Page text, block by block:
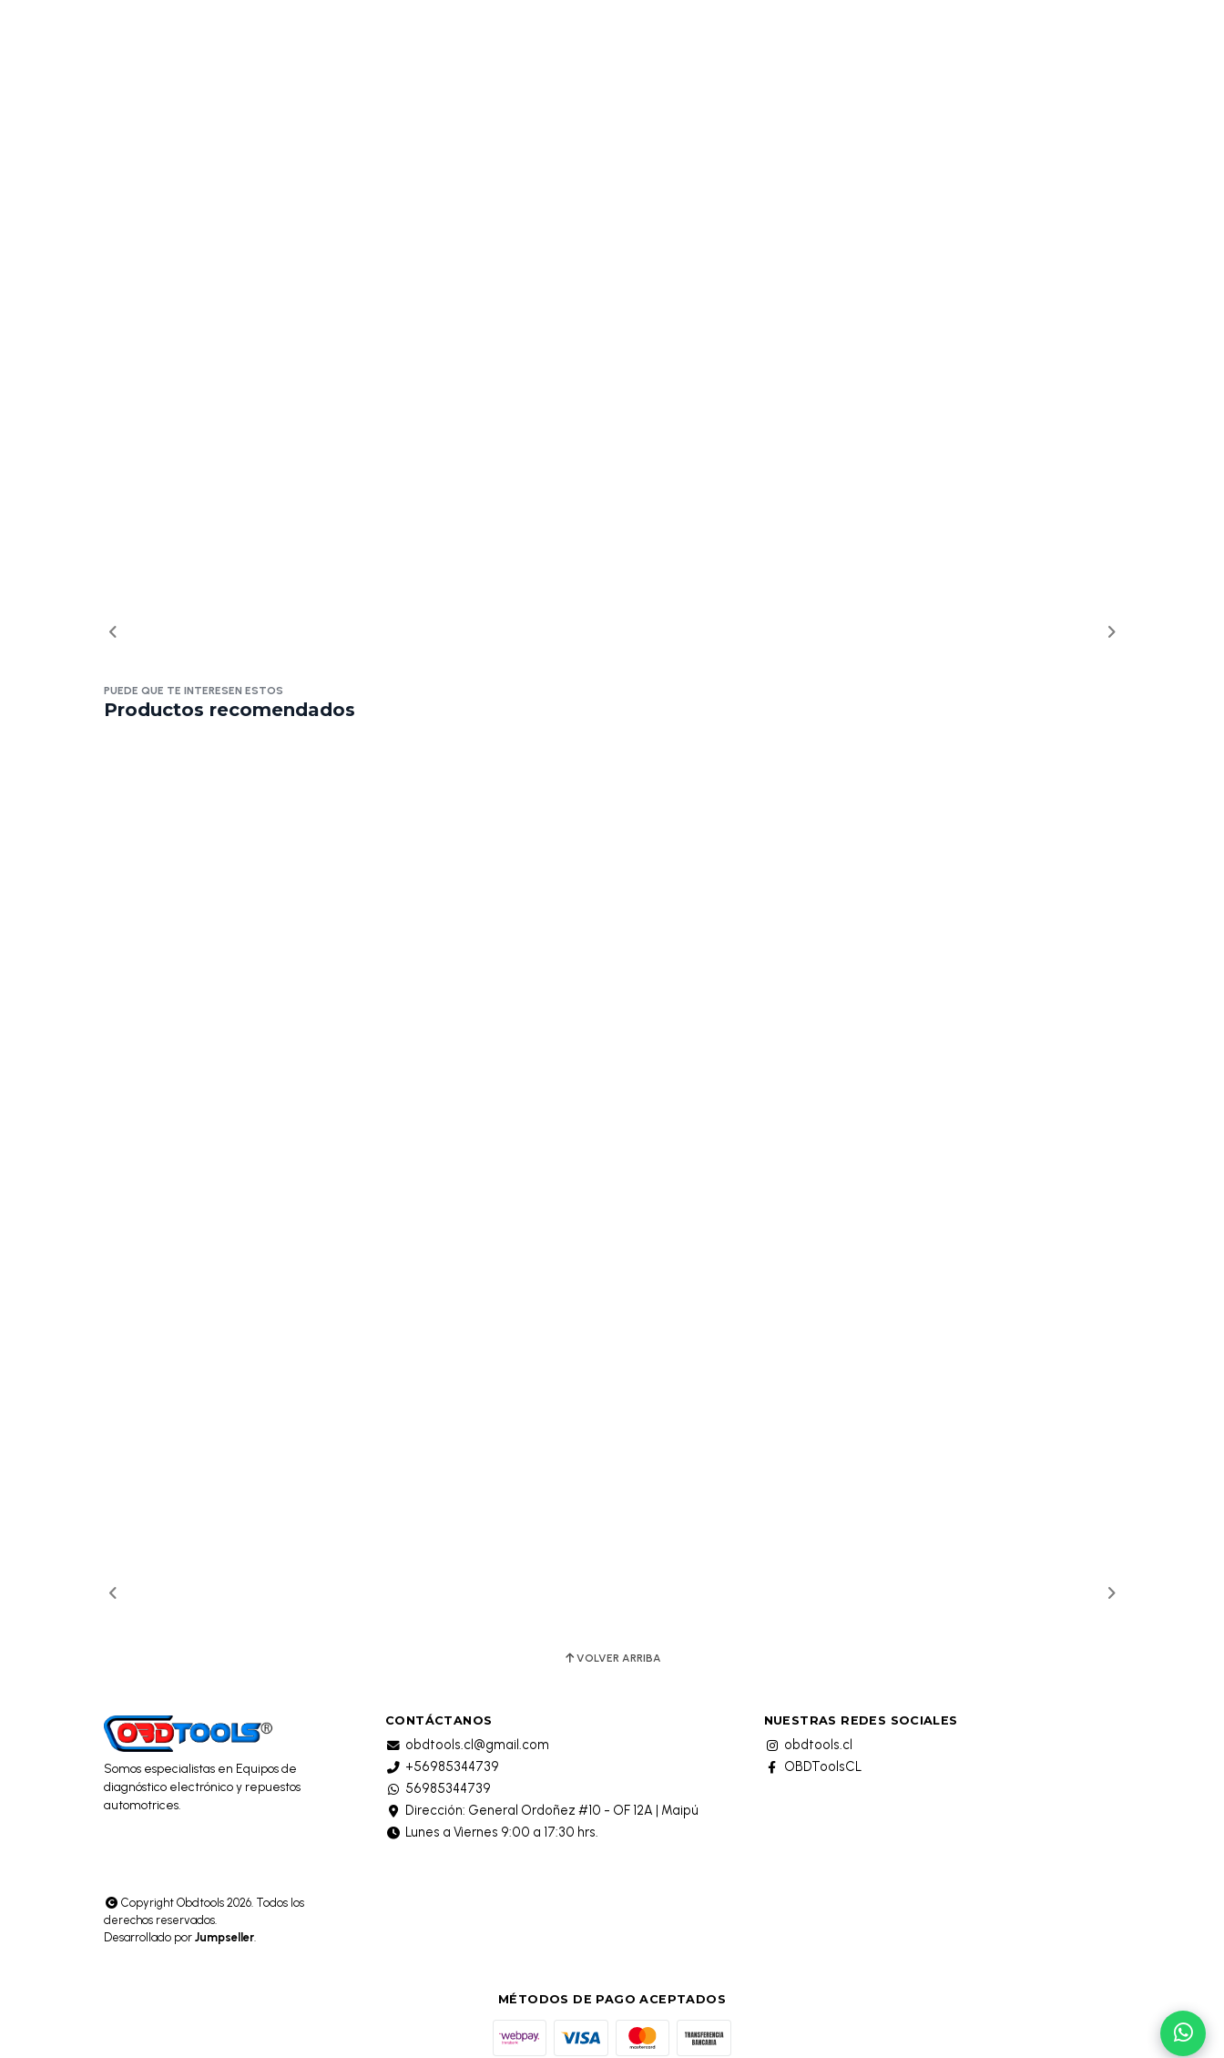
PUEDE QUE TE INTERESEN ESTOS
Productos recomendados
VOLVER ARRIBA
Somos especialistas en Equipos de
diagnóstico electrónico y repuestos
automotrices.
Copyright Obdtools 2026. Todos los
derechos reservados.
Desarrollado por Jumpseller.
CONTÁCTANOS
obdtools.cl@gmail.com
+56985344739
56985344739
Dirección: General Ordoñez #10 - OF 12A | Maipú
Lunes a Viernes 9:00 a 17:30 hrs.
NUESTRAS REDES SOCIALES
obdtools.cl
OBDToolsCL
MÉTODOS DE PAGO ACEPTADOS